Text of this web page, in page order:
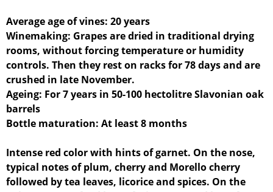
Average age of vines: 20 years
Winemaking: Grapes are dried in traditional drying
rooms, without forcing temperature or humidity
controls. Then they rest on racks for 78 days and are
crushed in late November.
Ageing: For 7 years in 50-100 hectolitre Slavonian oak
barrels
Bottle maturation: At least 8 months
Intense red color with hints of garnet. On the nose,
typical notes of plum, cherry and Morello cherry
followed by tea leaves, licorice and spices. On the